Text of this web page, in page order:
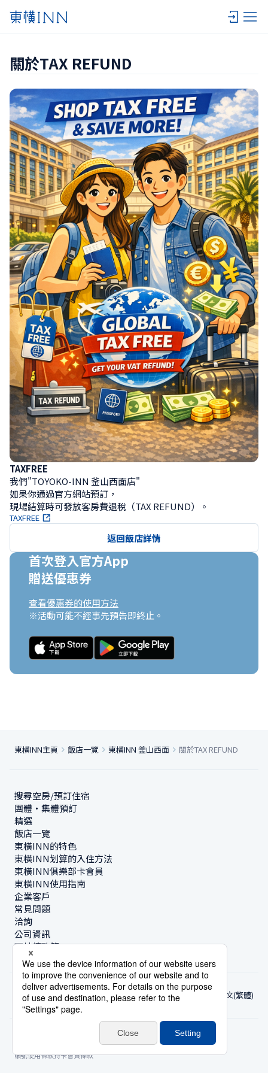
關於TAX REFUND
TAXFREE
我們"TOYOKO-INN 釜山西面店"
如果你通過官方網站預訂，
現場結算時可發放客房費退稅（TAX REFUND）。
TAXFREE
返回飯店詳情
首次登入官方App
贈送優惠券
查看優惠券的使用方法
※活動可能不經事先預告即終止。
東橫INN主頁 飯店一覽 東橫INN 釜山西面 關於TAX REFUND
搜尋空房/預訂住宿
團體・集體預訂
精選
飯店一覽
東橫INN的特色
東橫INN划算的入住方法
東橫INN俱樂部卡會員
東橫INN使用指南
企業客戶
常見問題
洽詢
公司資訊
可持續政策
中文(繁體)
根據特定商業交易法的標示 網站政策住宿使用條款
帳號使用條款持卡會員條款